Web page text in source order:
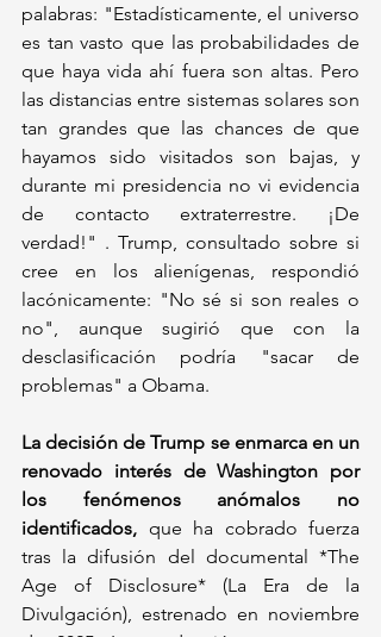
palabras: "Estadísticamente, el universo
es tan vasto que las probabilidades de
que haya vida ahí fuera son altas. Pero
las distancias entre sistemas solares son
tan grandes que las chances de que
hayamos sido visitados son bajas, y
durante mi presidencia no vi evidencia
de contacto extraterrestre. ¡De
verdad!" . Trump, consultado sobre si
cree en los alienígenas, respondió
lacónicamente: "No sé si son reales o
no", aunque sugirió que con la
desclasificación podría "sacar de
problemas" a Obama.
La decisión de Trump se enmarca en un
renovado interés de Washington por
los fenómenos anómalos no
identificados, que ha cobrado fuerza
tras la difusión del documental *The
Age of Disclosure* (La Era de la
Divulgación), estrenado en noviembre